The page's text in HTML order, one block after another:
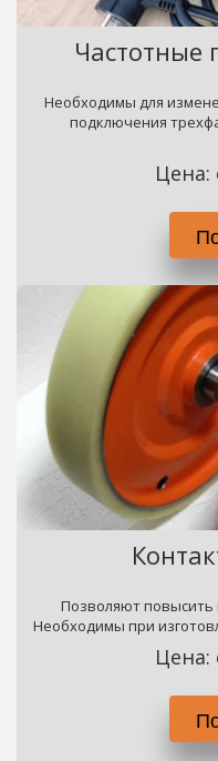
Частотные
Необходимы для
подключения
Цена:
Позволяют повысить
Необходимы при
Цена: